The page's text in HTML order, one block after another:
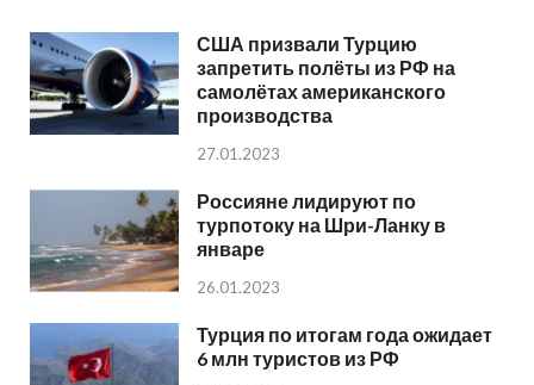
США призвали Турцию
запретить полёты из РФ на
самолётах американского
производства
27.01.2023
Россияне лидируют по
турпотоку на Шри-Ланку в
январе
26.01.2023
Турция по итогам года ожидает
6 млн туристов из РФ